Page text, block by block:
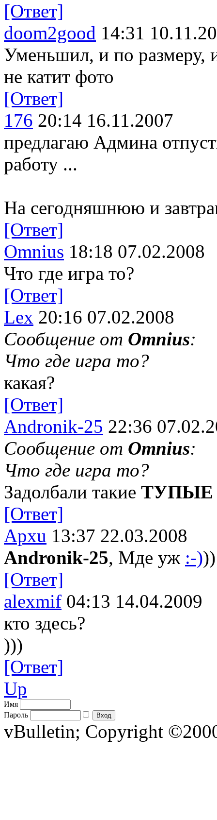
[Ответ]
doom2good 14:31
Уменьшил, и по размеру,
не катит фото
[Ответ]
176 20:14 16.11.2007
предлагаю Админа
работу ...
На сегодняшнюю и
[Ответ]
Omnius 18:18 07.02.2008
Что где игра то?
[Ответ]
Lex 20:16 07.02.2008
Сообщение от Omnius:
Что где игра то?
какая?
[Ответ]
Andronik-25 22:36
Сообщение от Omnius:
Что где игра то?
Задолбали такие ТУПЫЕ
[Ответ]
Apxu 13:37 22.03.2008
Andronik-25, Мде уж :-)))
[Ответ]
alexmif 04:13 14.04.2009
кто здесь?
)))
[Ответ]
Up
Имя
Пароль
vBulletin; Copyright